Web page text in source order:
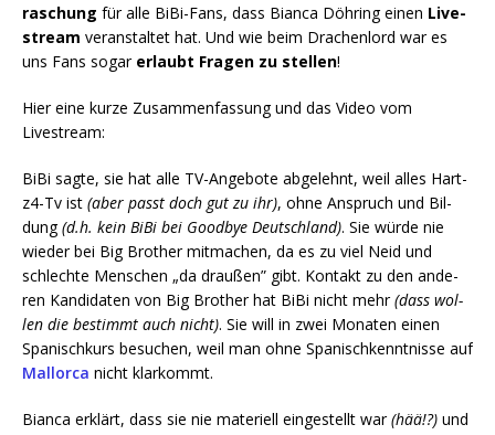
ra­schung für alle BiBi-Fans, dass Bian­ca Döh­ring einen Live­
stream ver­an­stal­tet hat. Und wie beim Dra­chen­lord war es
uns Fans sogar erlaubt Fra­gen zu stel­len!
Hier eine kur­ze Zusam­men­fas­sung und das Video vom
Livestream:
BiBi sag­te, sie hat alle TV-Ange­bo­te abge­lehnt, weil alles Hart­
z4-Tv ist (aber passt doch gut zu ihr), ohne Anspruch und Bil­
dung(d.h. kein BiBi bei Good­bye Deutsch­land). Sie wür­de nie
wie­der bei Big Brot­her mit­ma­chen, da es zu viel Neid und
schlech­te Men­schen „da drau­ßen” gibt. Kon­takt zu den ande­
ren Kan­di­da­ten von Big Brot­her hat BiBi nicht mehr(dass wol­
len die bestimmt auch nicht). Sie will in zwei Mona­ten einen
Spa­nisch­kurs besu­chen, weil man ohne Spa­nisch­kennt­nis­se auf
Mal­lor­ca nicht klarkommt.
Bian­ca erklärt, dass sie nie mate­ri­ell ein­ge­stellt war(hää!?) und